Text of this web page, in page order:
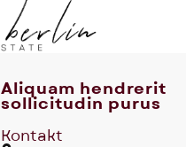
Aliquam hendrerit
sollicitudin purus
Kontakt